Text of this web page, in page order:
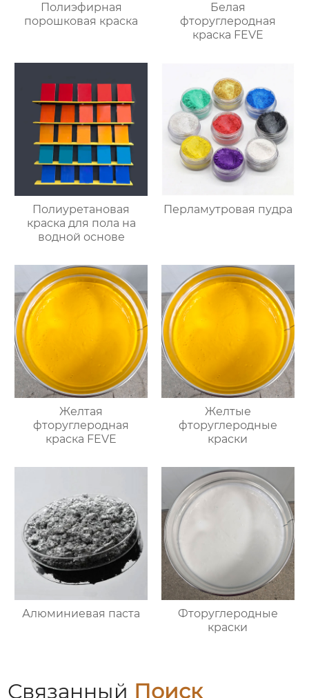
Полиэфирная
порошковая краска
Белая
фторуглеродная
краска FEVE
Полиуретановая
краска для пола на
водной основе
Перламутровая пудра
Желтая
фторуглеродная
краска FEVE
Желтые
фторуглеродные
краски
Алюминиевая паста
Фторуглеродные
краски
Связанный Поиск